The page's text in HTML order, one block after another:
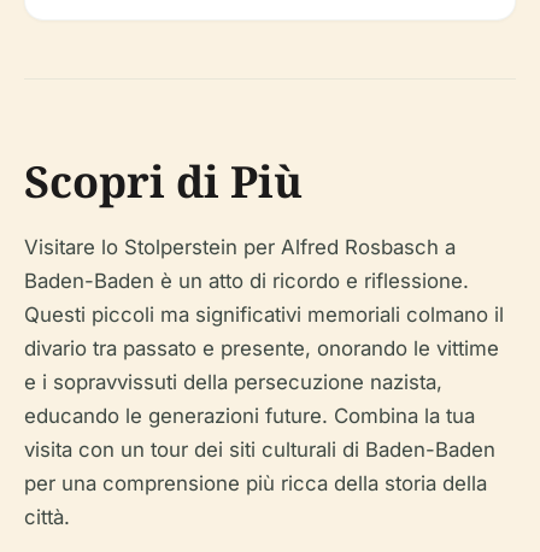
Scopri di Più
Visitare lo Stolperstein per Alfred Rosbasch a
Baden-Baden è un atto di ricordo e riflessione.
Questi piccoli ma significativi memoriali colmano il
divario tra passato e presente, onorando le vittime
e i sopravvissuti della persecuzione nazista,
educando le generazioni future. Combina la tua
visita con un tour dei siti culturali di Baden-Baden
per una comprensione più ricca della storia della
città.